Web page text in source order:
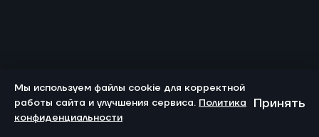
Мы используем файлы cookie для корректной
работы сайта и улучшения сервиса. Политика
конфиденциальности
Принять